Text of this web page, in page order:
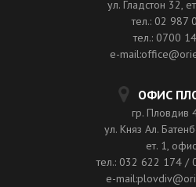
ул. Гладстон 32,
тел.: 02 987
тел.: 0700
e-
ОФИС
гр. Пловдив
ул. Княз Ал.
ет. 1,
тел.: 032 622 174 /
e-